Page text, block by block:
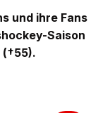
und ihre Fans
Saison